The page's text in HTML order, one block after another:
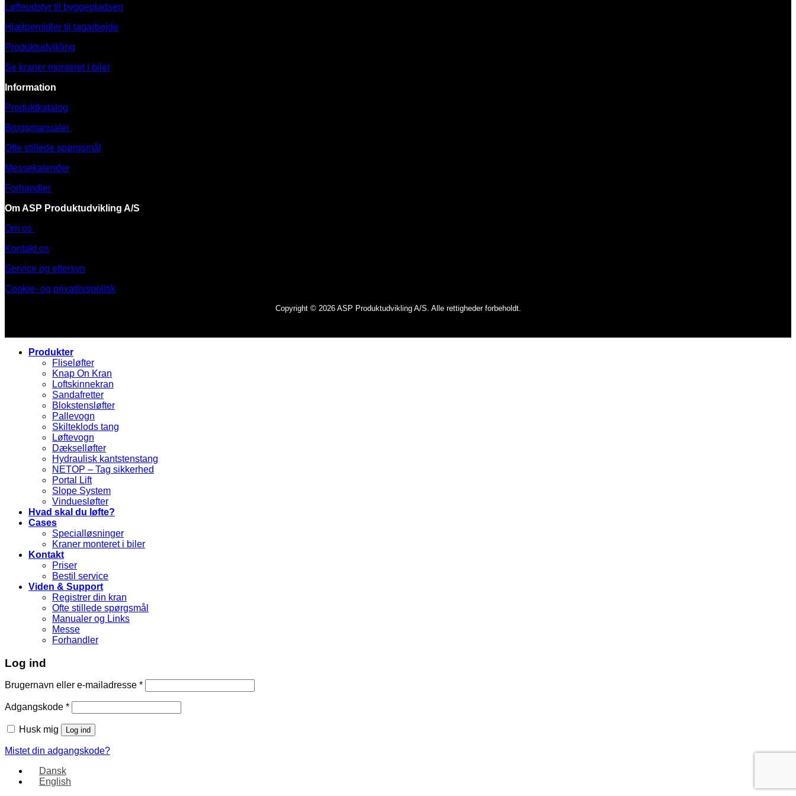
Løfteudstyr til byggepladsen
Hjælpemidler til tagarbejde
Produktudvikling
Se kraner monteret i biler
Information
Produktkatalog
Brugsmanualer
Ofte stillede spørgsmål
Messekalender
Forhandler
Om ASP Produktudvikling A/S
Om os
Kontakt os
Service og eftersyn
Cookie- og privatlivspolitik
Copyright © 2026 ASP Produktudvikling A/S. Alle rettigheder forbeholdt.
Produkter
Fliseløfter
Knap On Kran
Loftskinnekran
Sandafretter
Blokstensløfter
Pallevogn
Skilteklods tang
Løftevogn
Dækselløfter
Hydraulisk kantstenstang
NETOP – Tag sikkerhed
Portal Lift
Slope System
Vinduesløfter
Hvad skal du løfte?
Cases
Specialløsninger
Kraner monteret i biler
Kontakt
Priser
Bestil service
Viden & Support
Registrer din kran
Ofte stillede spørgsmål
Manualer og Links
Messe
Forhandler
Log ind
Brugernavn eller e-mailadresse *
Adgangskode *
Husk mig Log ind
Mistet din adgangskode?
Dansk
English